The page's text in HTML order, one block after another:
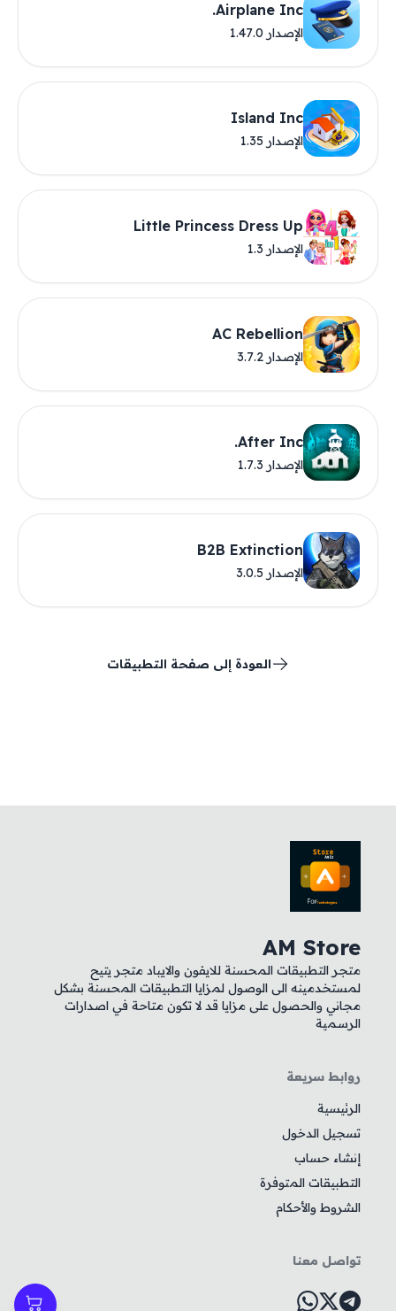
Airplane Inc.
الإصدار 1.47.0
Island Inc
الإصدار 1.35
Little Princess Dress Up
الإصدار 1.3
AC Rebellion
الإصدار 3.7.2
After Inc.
الإصدار 1.7.3
B2B Extinction
الإصدار 3.0.5
العودة إلى صفحة التطبيقات
AM Store
متجر التطبيقات المحسنة للايفون والايباد متجر يتيح
لمستخدمينه الى الوصول لمزايا التطبيقات المحسنة بشكل
مجاني والحصول على مزايا قد لا تكون متاحة في اصدارات
الرسمية
روابط سريعة
الرئيسية
تسجيل الدخول
إنشاء حساب
التطبيقات المتوفرة
الشروط والأحكام
تواصل معنا